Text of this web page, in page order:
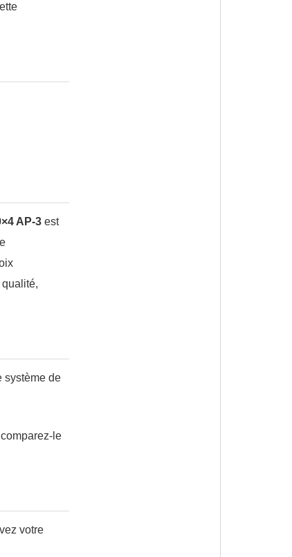
AP-3 est
système de
le
votre